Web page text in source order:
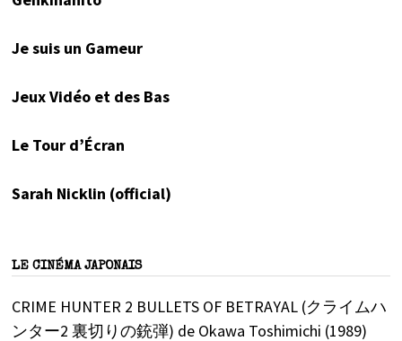
Je suis un Gameur
Jeux Vidéo et des Bas
Le Tour d’Écran
Sarah Nicklin (official)
LE CINÉMA JAPONAIS
CRIME HUNTER 2 BULLETS OF BETRAYAL (クライムハ
ンター2 裏切りの銃弾) de Okawa Toshimichi (1989)